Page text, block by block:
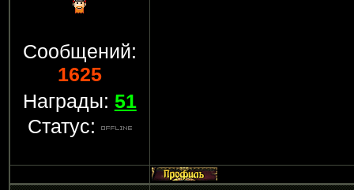
Сообщений:
1625
Награды: 51
Статус: